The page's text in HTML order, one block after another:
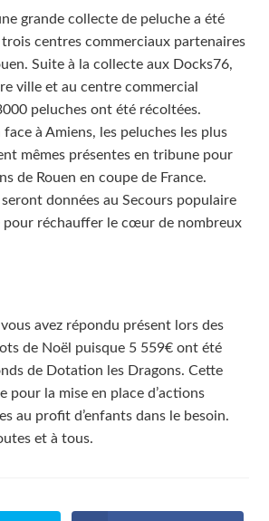
grande collecte de peluche a été
trois centres commerciaux partenaires
Suite à la collecte aux Docks76,
ville et au centre commercial
peluches ont été récoltées.
à Amiens, les peluches les plus
mêmes présentes en tribune pour
de Rouen en coupe de France.
données au Secours populaire
pour réchauffer le cœur de nombreux
avez répondu présent lors des
de Noël puisque 5 559€ ont été
de Dotation les Dragons. Cette
pour la mise en place d’actions
au profit d’enfants dans le besoin.
et à tous.